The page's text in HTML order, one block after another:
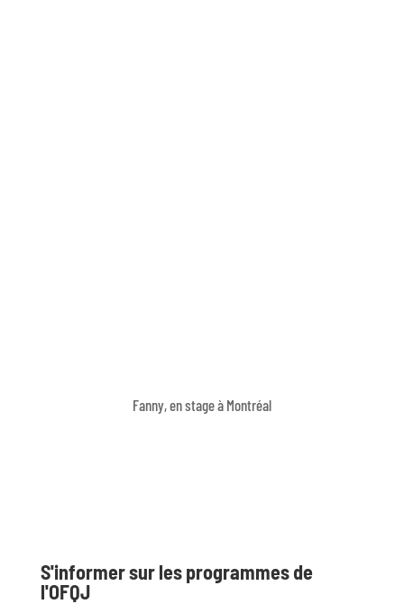
Fanny, en stage à Montréal
S'informer sur les programmes de
l'OFQJ